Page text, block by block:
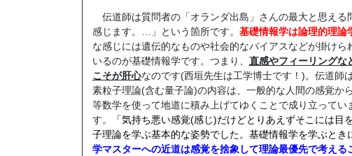
伝道師は質問者の「オランダ出島」さんの最大と思え
感じます。…」という箇所です。 基礎情報学は論理的理論
な感じには遺伝的なものや社会的なバイアスなどが掛け
いるのが基礎情報学です。つまり、 直感やフィーリングな
こそが肝心なのです(西垣先生は工学博士です！)。伝道師
素粒子理論(含む量子論)の内容は、一般的な人間の感覚か
等数学を使って地道に積み上げてゆくことで成り立って
す。
「気持ち悪い感覚(感じ)だけどとりあえずそこには目
子理論を学ぶ基本的な姿勢でした。基礎情報学を学ぶとき
学マスターへの近道は感覚を捨象して理論最優先で考える